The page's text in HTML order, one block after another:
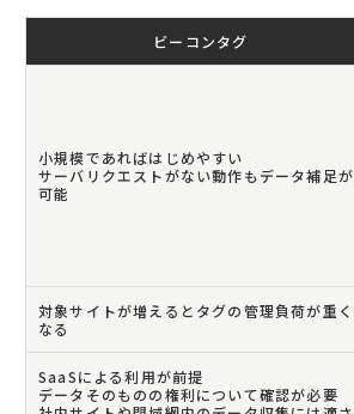
ビーコンタグ
小規模であればはじめやすい
サーバリクエストがない動作もデータ補足が
可能
対象サイトが増えるとタグの管理負荷が重く
なる
SaaSによる利用が前提
データそのものの権利について確認が必要